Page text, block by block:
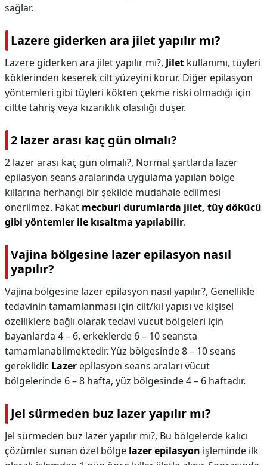
sağlar.
Lazere giderken ara jilet yapılır mı?
Lazere giderken ara jilet yapılır mı?, Jilet kullanımı, tüyleri
köklerinden keserek cilt yüzeyini korur. Diğer epilasyon
yöntemleri gibi tüyleri kökten çekme riski olmadığı için
ciltte tahriş veya kızarıklık olasılığı düşer.
2 lazer arası kaç gün olmalı?
2 lazer arası kaç gün olmalı?, Normal şartlarda lazer
epilasyon seans aralarında uygulama yapılan bölge
kıllarına herhangi bir şekilde müdahale edilmesi
önerilmez. Fakat mecburi durumlarda jilet, tüy dökücü
gibi yöntemler ile kısaltma yapılabilir.
Vajina bölgesine lazer epilasyon nasıl
yapılır?
Vajina bölgesine lazer epilasyon nasıl yapılır?, Genellikle
tedavinin tamamlanması için cilt/kıl yapısı ve kişisel
özelliklere bağlı olarak tedavi vücut bölgeleri için
bayanlarda 4 – 6, erkeklerde 6 – 10 seansta
tamamlanabilmektedir. Yüz bölgesinde 8 – 10 seans
gereklidir. Lazer epilasyon seans araları vücut
bölgelerinde 6 – 8 hafta, yüz bölgesinde 4 – 6 haftadır.
Jel sürmeden buz lazer yapılır mı?
Jel sürmeden buz lazer yapılır mı?, Bu bölgelerde kalıcı
çözümler sunan özel bölge lazer epilasyon işleminde ilk